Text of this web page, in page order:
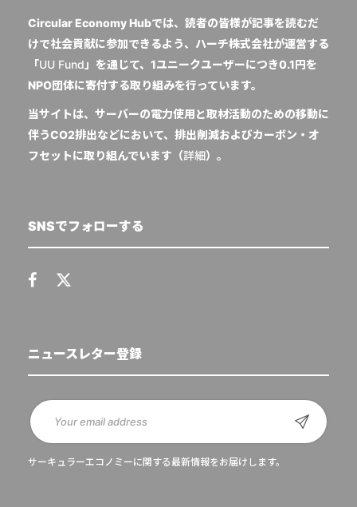
Circular Economy Hubでは、読者の皆様が記事を読むだ
けで社会貢献に参加できるよう、ハーチ株式会社が運営する
「UU Fund 」を通じて、1ユニークユーザーにつき0.1円を
NPO団体に寄付する取り組みを行っています。
当サイトは、サーバーの電力使用と取材活動のための移動に
伴うCO2排出などにおいて、排出削減およびカーボン・オ
フセットに取り組んでいます（詳細）。
SNSでフォローする
ニュースレター登録
サーキュラーエコノミーに関する最新情報をお届けします。